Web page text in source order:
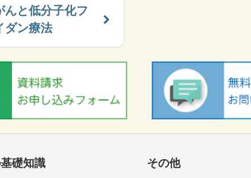
んと低分子化フ
ダン療法
礎知識 その他